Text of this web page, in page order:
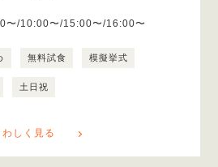
〜/10:00〜/15:00〜/16:00〜
無料試食 模擬挙式
土日祝
わしく見る